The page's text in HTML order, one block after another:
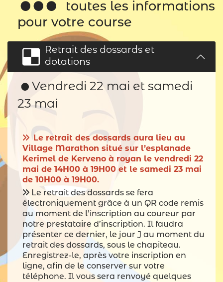
toutes les informations
pour votre course
Retrait des dossards et
dotations
Vendredi 22 mai et samedi
23 mai
Le retrait des dossards aura lieu au
Village Marathon situé sur l’esplanade
Kerimel de Kerveno à royan le vendredi 22
mai de 14H00 à 19H00 et le samedi 23 mai
de 10H00 à 19H00.
Le retrait des dossards se fera
électroniquement grâce à un QR code remis
au moment de l’inscription au coureur par
notre prestataire d’inscription. Il faudra
présenter ce dernier, le jour J au moment du
retrait des dossards, sous le chapiteau.
Enregistrez-le, après votre inscription en
ligne, afin de le conserver sur votre
téléphone. Il vous sera renvoyé quelques